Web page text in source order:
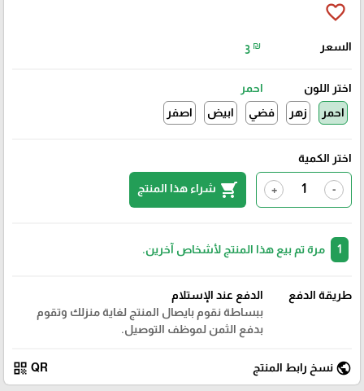
favorite_border
السعر 3 ₪
اختر اللون
احمر
احمر
زهر فضي ابيض اصفر
اختر الكمية
-
+
shopping_cart شراء هذا المنتج
مرة تم بيع هذا المنتج لأشخاص آخرين.
طريقة الدفع
الدفع عند الإستلام
ببساطة نقوم بايصال المنتج لغاية منزلك وتقوم
بدفع الثمن لموظف التوصيل.
public نسخ رابط المنتج QR
qr_code